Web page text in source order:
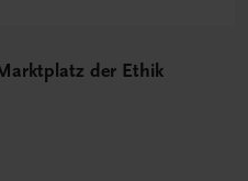
der Ethik